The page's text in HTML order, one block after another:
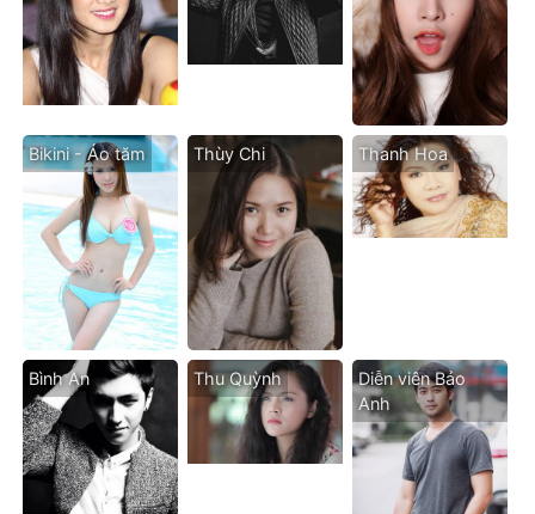
Bikini - Áo tăm Thùy Chi Thanh Hoa
Bình An Thu Quỳnh
Diễn viên Bảo
Anh